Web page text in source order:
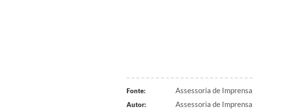
Fonte: Assessoria de Imprensa
Autor: Assessoria de Imprensa